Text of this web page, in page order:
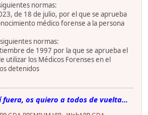
normas:
de 18 de julio, por el que se aprueba
médico forense a la persona
normas:
de 1997 por la que se aprueba el
utilizar los Médicos Forenses en el
detenidos
fuera, os quiero a todos de vuelta...